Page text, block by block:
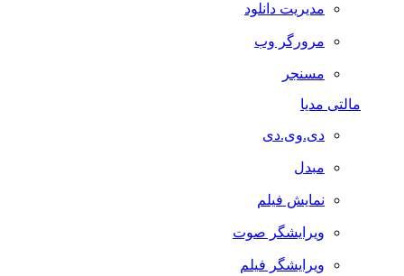
مدیریت دانلود
مرورگر وب
مسنجر
مالتی مدیا
دی.وی.دی
مبدل
نمایش فیلم
ویرایشگر صوت
ویرایشگر فیلم